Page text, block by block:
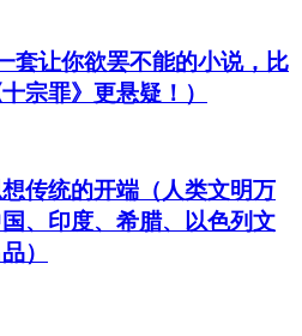
套让你欲罢不能的小说，比
宗罪》更悬疑！）
传统的开端（人类文明万
、印度、希腊、以色列文
）